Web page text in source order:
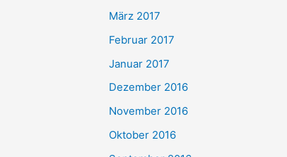
März 2017
Februar 2017
Januar 2017
Dezember 2016
November 2016
Oktober 2016